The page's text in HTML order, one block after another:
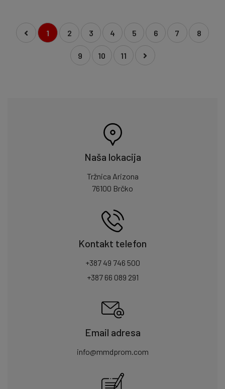
1 2 3 4 5 6 7 8
9 10 11
Naša lokacija
Tržnica Arizona
76100 Brčko
Kontakt telefon
+387 49 746 500
+387 66 089 291
Email adresa
info@mmdprom.com